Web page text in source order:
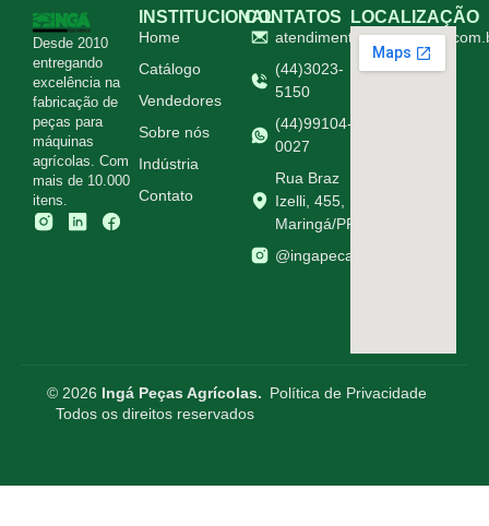
Desde 2010
entregando
excelência na
fabricação de
peças para
máquinas
agrícolas. Com
mais de 10.000
itens.
INSTITUCIONAL
Home
Catálogo
Vendedores
Sobre nós
Indústria
Contato
CONTATOS
(44)3023-
5150
(44)99104-
0027
Rua Braz
Izelli, 455,
Maringá/PR
@ingapecasagricolas
LOCALIZAÇÃO
© 2026 Ingá Peças Agrícolas.
Todos os direitos reservados
Política de Privacidade